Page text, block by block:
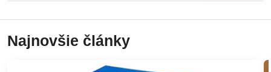
Najnovšie články